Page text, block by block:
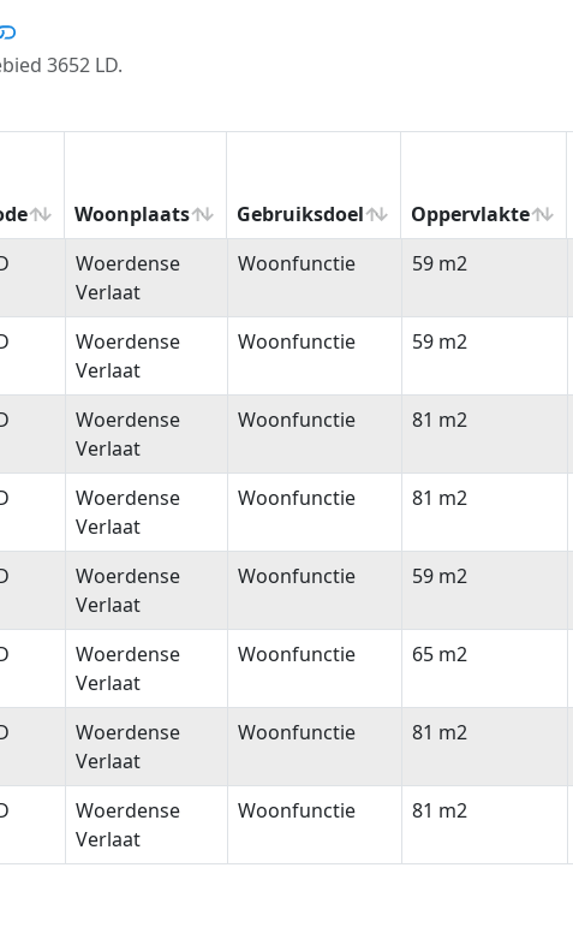
3652 LD.
Woonplaats Gebruiksdoel Oppervlakte
Woonplaats Gebruiksdoel Oppervlakte
Woerdense
Verlaat
Woonfunctie 59 m2
Woerdense
Verlaat
Woonfunctie 59 m2
Woerdense
Verlaat
Woonfunctie 81 m2
Woerdense
Verlaat
Woonfunctie 81 m2
Woerdense
Verlaat
Woonfunctie 59 m2
Woerdense
Verlaat
Woonfunctie 65 m2
Woerdense
Verlaat
Woonfunctie 81 m2
Woerdense
Verlaat
Woonfunctie 81 m2